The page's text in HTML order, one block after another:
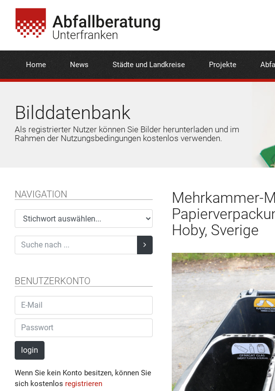
Home News Städte und Landkreise Projekte
Bilddatenbank
Als registrierter Nutzer können Sie Bilder herunterladen und im
Rahmen der Nutzungsbedingungen kostenlos verwenden.
NAVIGATION
BENUTZERKONTO
login
Wenn Sie kein Konto besitzen, können Sie
sich kostenlos registrieren
Mehrkammer-
Hoby, Sverige